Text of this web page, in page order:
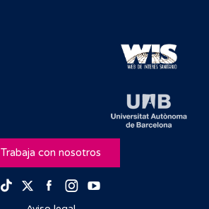
Trabaja con nosotros
TikTokTwitterFacebook
Instagram